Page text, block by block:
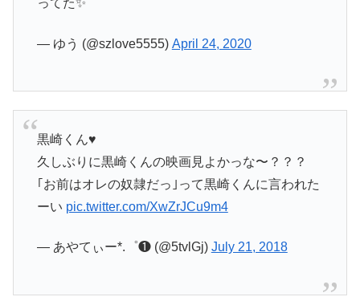
ってた✨
— ゆう (@szlove5555) April 24, 2020
黒崎くん♥
久しぶりに黒崎くんの映画見よかっな〜？？？
｢お前はオレの奴隷だっ｣って黒崎くんに言われた
ーい pic.twitter.com/XwZrJCu9m4
— あやてぃー*.゜❶ (@5tvlGj) July 21, 2018